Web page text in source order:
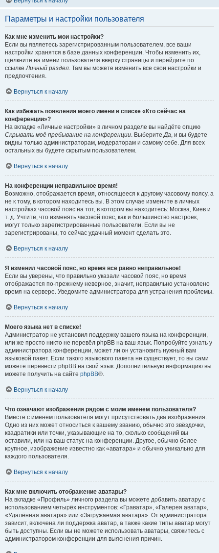
Параметры и настройки пользователя
Как мне изменить мои настройки?
Если вы являетесь зарегистрированным пользователем, все ваши
настройки хранятся в базе данных конференции. Чтобы изменить их,
щёлкните на имени пользователя вверху страницы и перейдите по
ссылкеЛичный раздел. Там вы можете изменить все свои настройки и
предпочтения.
Вернуться к началу
Как избежать появления моего имени в списке «Кто сейчас на
конференции»?
На вкладке «Личные настройки» в личном разделе вы найдёте опцию
Скрывать моё пребывание на конференции. ВыберитеДа, и вы будете
видны только администраторам, модераторам и самому себе. Для всех
остальных вы будете скрытым пользователем.
Вернуться к началу
На конференции неправильное время!
Возможно, отображается время, относящееся к другому часовому поясу, а
не к тому, в котором находитесь вы. В этом случае измените в личных
настройках часовой пояс на тот, в котором вы находитесь: Москва, Киев и
т. д. Учтите, что изменять часовой пояс, как и большинство настроек,
могут только зарегистрированные пользователи. Если вы не
зарегистрированы, то сейчас удачный момент сделать это.
Вернуться к началу
Я изменил часовой пояс, но время всё равно неправильное!
Если вы уверены, что правильно указали часовой пояс, но время
отображается по-прежнему неверное, значит, неправильно установлено
время на сервере. Уведомите администратора для устранения проблемы.
Вернуться к началу
Моего языка нет в списке!
Администратор не установил поддержку вашего языка на конференции,
или же просто никто не перевёл phpBB на ваш язык. Попробуйте узнать у
администратора конференции, может ли он установить нужный вам
языковой пакет. Если такого языкового пакета не существует, то вы сами
можете перевести phpBB на свой язык. Дополнительную информацию вы
можете получить на сайте phpBB®.
Вернуться к началу
Что означают изображения рядом с моим именем пользователя?
Вместе с именем пользователя могут присутствовать два изображения.
Одно из них может относиться к вашему званию, обычно это звёздочки,
квадратики или точки, указывающие на то, сколько сообщений вы
оставили, или на ваш статус на конференции. Другое, обычно более
крупное, изображение известно как «аватара» и обычно уникально для
каждого пользователя.
Вернуться к началу
Как мне включить отображение аватары?
На вкладке «Профиль» личного раздела вы можете добавить аватару с
использованием четырёх инструментов: «Граватар», «Галерея аватар»,
«Удалённая аватара» или «Загружаемая аватара». От администратора
зависит, включена ли поддержка аватар, а также какие типы аватар могут
быть доступны. Если вы не можете использовать аватары, свяжитесь с
администратором конференции для выяснения причин.